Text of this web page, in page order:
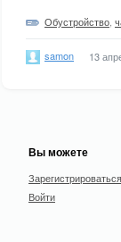
Обустройство
samon 13
Вы можете
Зарегистрироваться
Войти